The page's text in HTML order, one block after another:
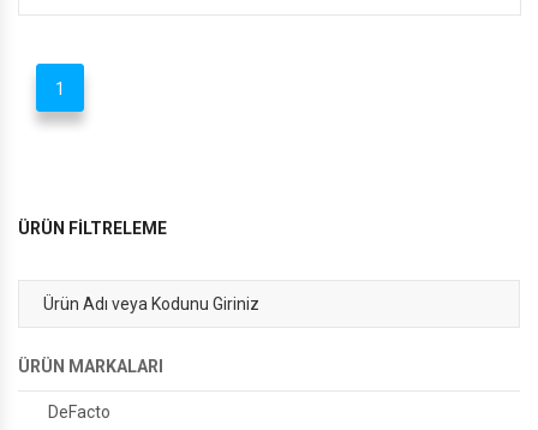
1
ÜRÜN FİLTRELEME
ÜRÜN MARKALARI
DeFacto